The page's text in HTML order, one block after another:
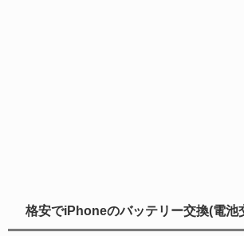
格安でiPhoneのバッテリー交換(電池